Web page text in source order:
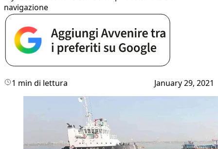
navigazione
1 min di lettura January 29, 2021